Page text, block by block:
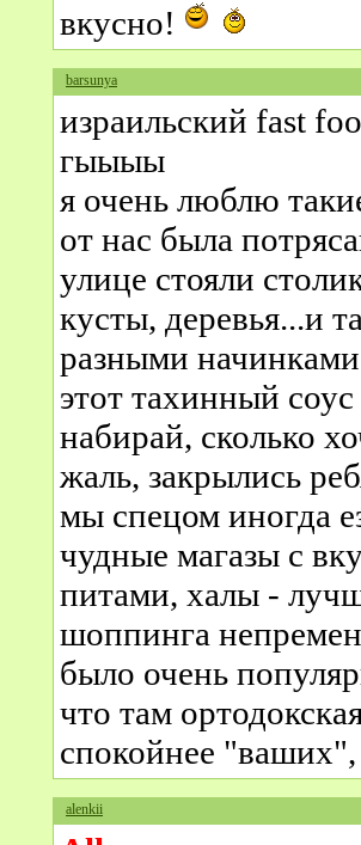
вкусно!
barsunya
израильский fast
гыыыы
я очень люблю
от нас была
улице стояли
кусты, деревья...и
разными
этот тахинный
набирай, сколько
жаль, закрылись
мы спецом иногда
чудные магазы с
питами, халы -
шоппинга
было очень
что там
спокойнее "ваших",
alenkii